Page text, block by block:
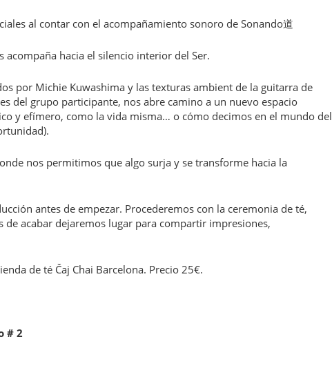
al contar con el acompañamiento sonoro de Sonando道
acompaña hacia el silencio interior del Ser.
por Michie Kuwashima y las texturas ambient de la guitarra de
del grupo participante, nos abre camino a un nuevo espacio
y efímero, como la vida misma… o cómo decimos en el mundo del
nos permitimos que algo surja y se transforme hacia la
antes de empezar. Procederemos con la ceremonia de té,
acabar dejaremos lugar para compartir impresiones,
de té Čaj Chai Barcelona. Precio 25€.
# 2